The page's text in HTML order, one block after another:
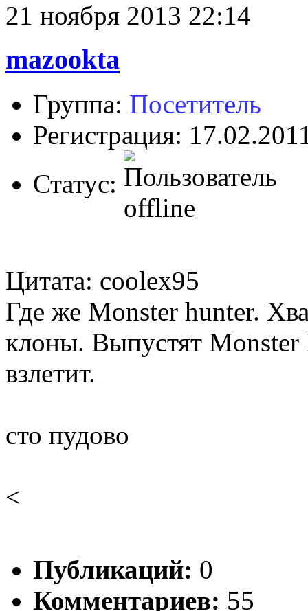
21 ноября 2013 22:14
mazookta
Группа: Посетитель
Регистрация:
Статус:
Цитата: coolex95
Где же Monster hunter.
клоны. Выпустят Monster
взлетит.
сто пудово
<
Публикаций: 0
Комментариев: 55